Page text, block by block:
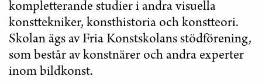
kompletterande studier i andra visuella
konsttekniker, konsthistoria och konstteori.
Skolan ägs av Fria Konstskolans stödförening,
som består av konstnärer och andra experter
inom bildkonst.